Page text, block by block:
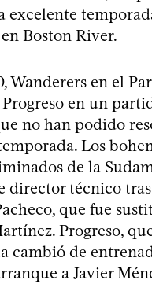
excelente
Boston River.
Wanderers en el
en un
no han podido
Los
de la
director técnico tras
que fue
Progreso,
cambió de
a Javier